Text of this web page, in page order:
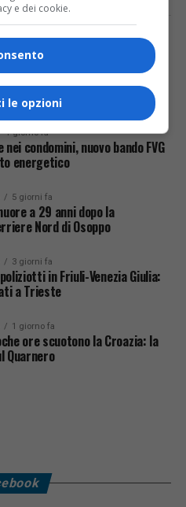
ULTIME NOTIZIE
nell’Udinese: ecco tutte
1 giorno fa
condomini, nuovo bando FVG
energetico
5 giorni fa
a 29 anni dopo la
Nord di Osoppo
3 giorni fa
in Friuli-Venezia Giulia:
a Trieste
1 giorno fa
ore scuotono la Croazia: la
Quarnero
e dei cookie.
le opzioni